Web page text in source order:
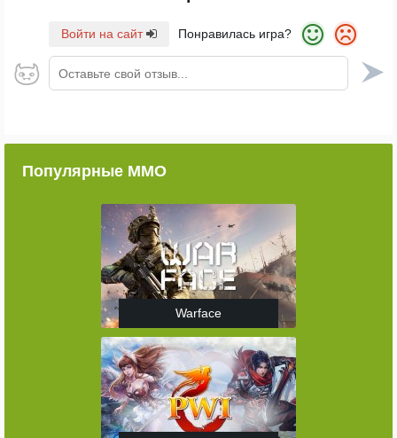
Войти на сайт Понравилась игра?
Оставьте свой отзыв...
Популярные ММО
Warface